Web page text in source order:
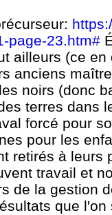
page-23.htm#
ailleurs (ce
anciens
noirs (donc
terres dans
forcé pour
pour les
retirés à leurs
travail et
de la gestion
que l'on